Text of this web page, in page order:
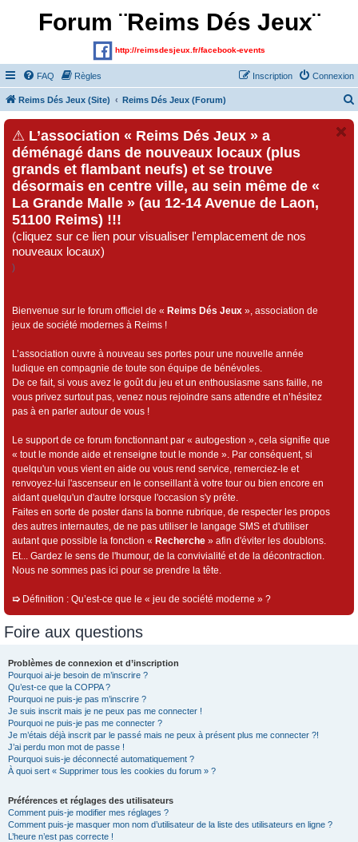
Forum ¨Reims Dés Jeux¨
http://reimsdesjeux.fr/facebook-events
FAQ Règles Connexion
Inscription
Reims Dés Jeux (Site) Reims Dés Jeux (Forum)
⚠ L’association « Reims Dés Jeux » a
déménagé dans de nouveaux locaux (plus
grands et flambant neufs) et se trouve
désormais en centre ville, au sein même de «
La Grande Malle » (au 12-14 Avenue de Laon,
51100 Reims) !!!
(cliquez sur ce lien pour visualiser l'emplacement de nos
nouveaux locaux)
)
Bienvenue sur le forum officiel de « Reims Dés Jeux », association de
jeux de société modernes à Reims !
L’association ouvre à nouveau ses portes pour une nouvelle année
ludique en compagnie de toute son équipe de bénévoles.
De ce fait, si vous avez le goût du jeu et un enthousiasme sans faille, ne
vous privez surtout pas, venez nous rejoindre sans attendre et n’hésitez
pas à en parler autour de vous !
Le support de ce forum fonctionnant par « autogestion », cela signifie que
« tout le monde aide et renseigne tout le monde ». Par conséquent, si
quelqu'un vous vient en aide ou vous rend service, remerciez-le et
renvoyez-lui l'ascenseur en le conseillant à votre tour ou bien encore en
aidant quelqu'un d'autre lorsque l'occasion s'y prête.
Faites en sorte de poster dans la bonne rubrique, de respecter les propos
des autres internautes, de ne pas utiliser le langage SMS et d'utiliser
autant que possible la fonction « Recherche » afin d'éviter les doublons.
Et... Gardez le sens de l'humour, de la convivialité et de la décontraction.
Nous ne sommes pas ici pour se prendre la tête.
➯ Définition : Qu’est-ce que le « jeu de société moderne » ?
Foire aux questions
Problèmes de connexion et d’inscription
Pourquoi ai-je besoin de m’inscrire ?
Qu’est-ce que la COPPA ?
Pourquoi ne puis-je pas m’inscrire ?
Je suis inscrit mais je ne peux pas me connecter !
Pourquoi ne puis-je pas me connecter ?
Je m’étais déjà inscrit par le passé mais ne peux à présent plus me connecter ?!
J’ai perdu mon mot de passe !
Pourquoi suis-je déconnecté automatiquement ?
À quoi sert « Supprimer tous les cookies du forum » ?
Préférences et réglages des utilisateurs
Comment puis-je modifier mes réglages ?
Comment puis-je masquer mon nom d’utilisateur de la liste des utilisateurs en ligne ?
L’heure n’est pas correcte !